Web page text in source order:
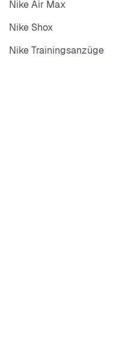
Nike Air Max
Nike Shox
Nike Trainingsanzüge